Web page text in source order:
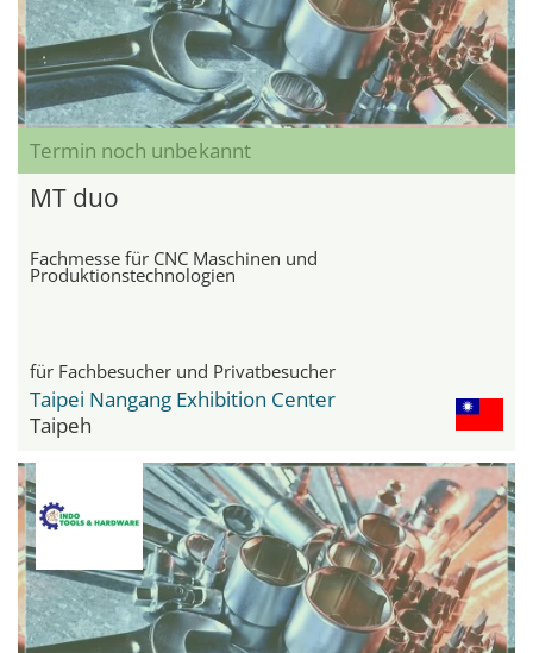
Termin noch unbekannt
MT duo
Fachmesse für CNC Maschinen und
Produktionstechnologien
für Fachbesucher und Privatbesucher
Taipei Nangang Exhibition Center
Taipeh